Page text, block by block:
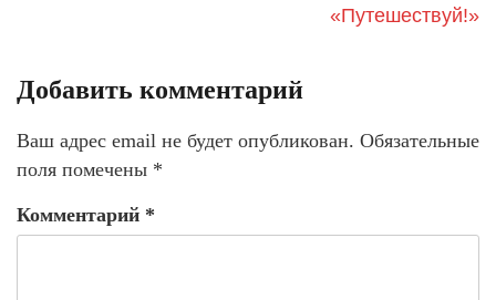
«Путешествуй!»
Добавить комментарий
Ваш адрес email не будет опубликован. Обязательные
поля помечены *
Комментарий *